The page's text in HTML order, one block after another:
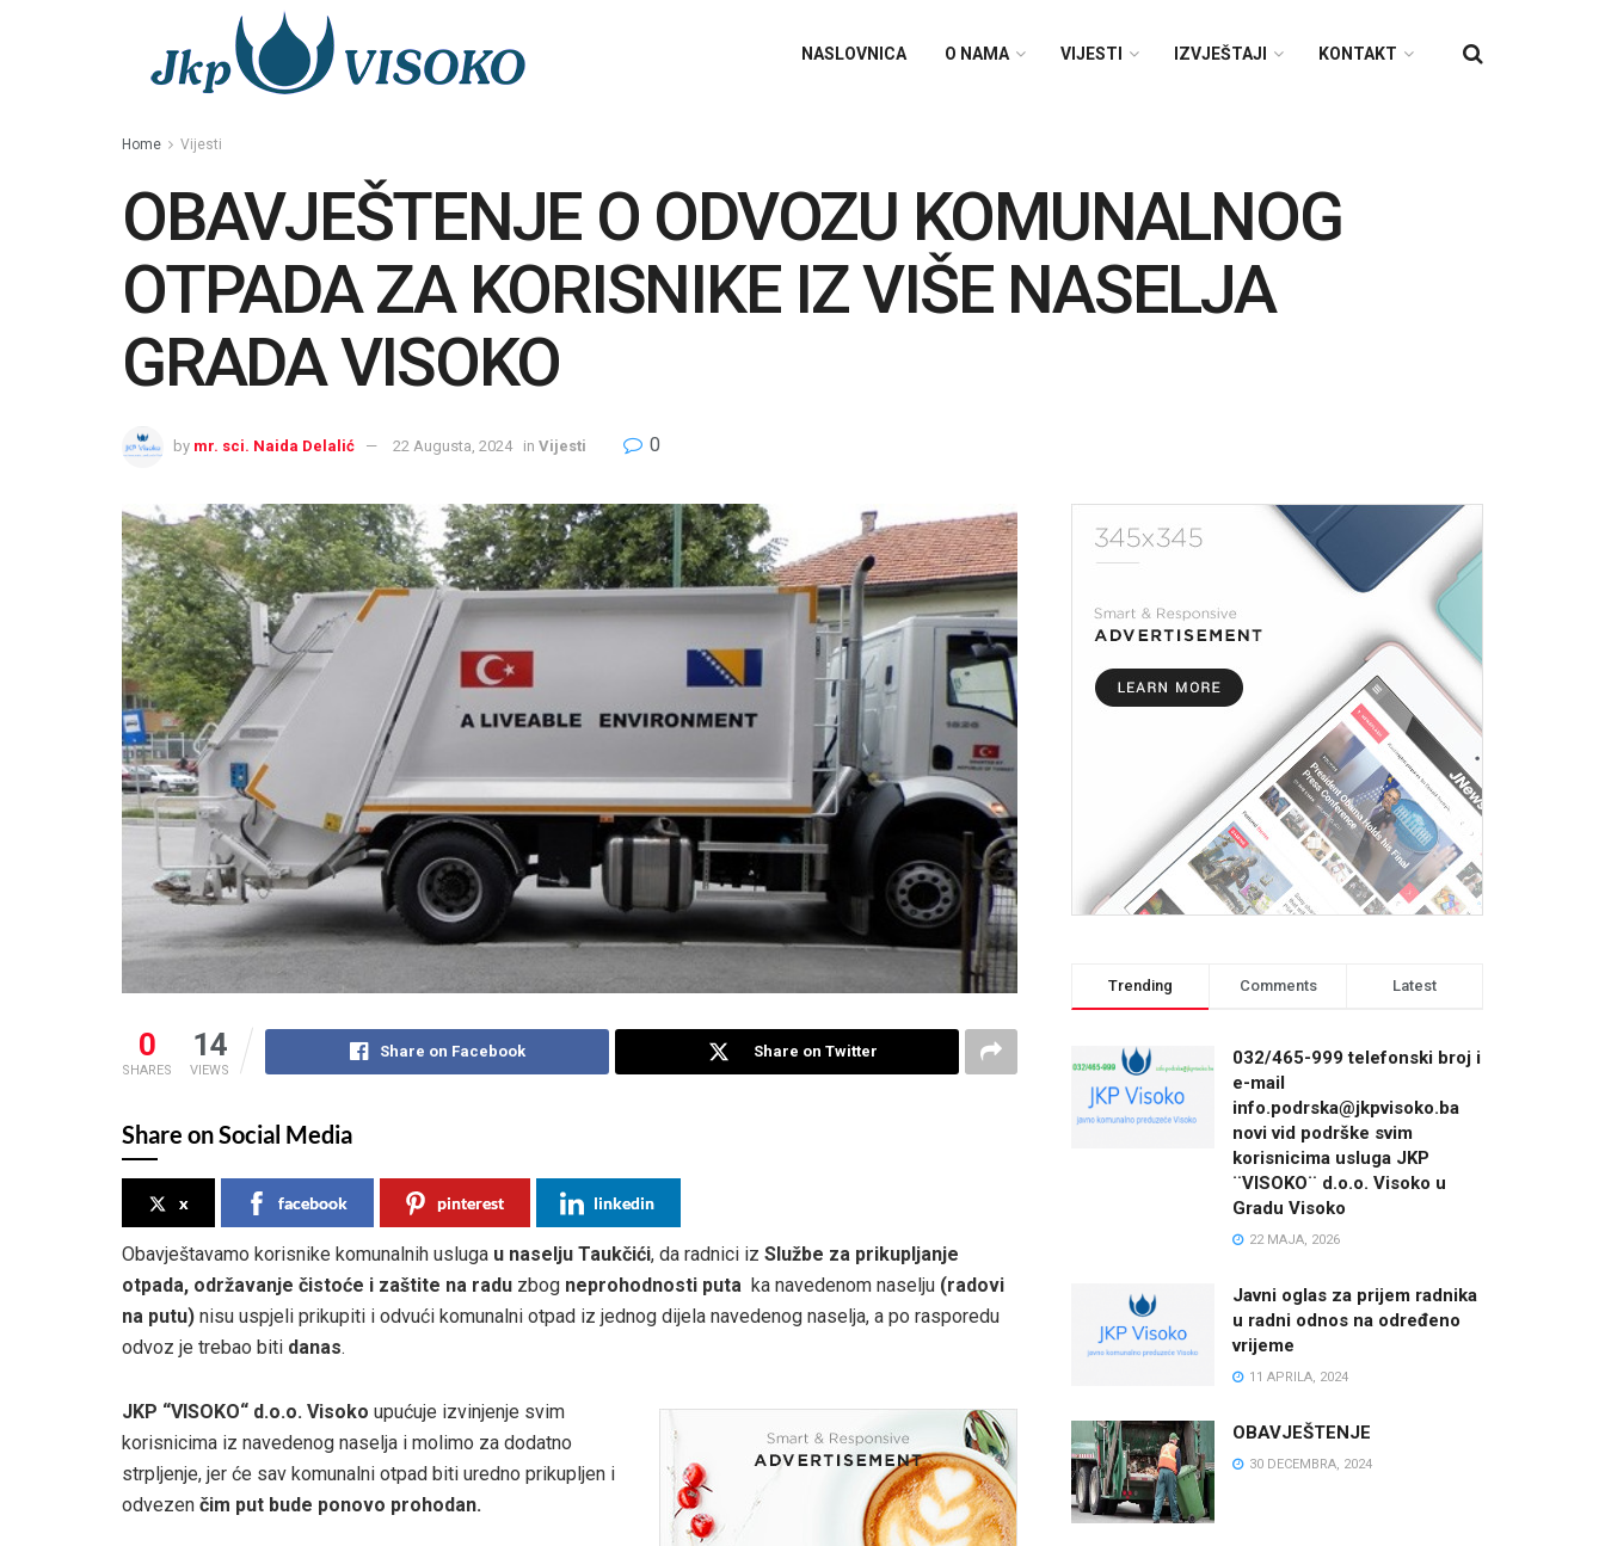
NASLOVNICA O NAMA VIJESTI IZVJEŠTAJI KONTAKT
Home Vijesti
OBAVJEŠTENJE O ODVOZU KOMUNALNOG
OTPADA ZA KORISNIKE IZ VIŠE NASELJA
GRADA VISOKO
by mr. sci. Naida Delalić 22 Augusta, 2024 in Vijesti 0
0
SHARES
14
VIEWS
Share on Facebook Share on Twitter
Share on Social Media
x facebook pinterest linkedin
Obavještavamo korisnike komunalnih usluga u naselju Taukčići, da radnici iz Službe za prikupljanje
otpada, održavanje čistoće i zaštite na radu zbog neprohodnosti puta ka navedenom naselju (radovi
na putu) nisu uspjeli prikupiti i odvući komunalni otpad iz jednog dijela navedenog naselja, a po rasporedu
odvoz je trebao biti danas.
JKP “VISOKO“ d.o.o. Visoko upućuje izvinjenje svim
korisnicima iz navedenog naselja i molimo za dodatno
strpljenje, jer će sav komunalni otpad biti uredno prikupljen i
odvezen čim put bude ponovo prohodan.
Trending Comments Latest
032/465-999 telefonski broj i
e-mail
info.podrska@jkpvisoko.ba
novi vid podrške svim
korisnicima usluga JKP
¨VISOKO¨ d.o.o. Visoko u
Gradu Visoko
22 MAJA, 2026
Javni oglas za prijem radnika
u radni odnos na određeno
vrijeme
11 APRILA, 2024
OBAVJEŠTENJE
30 DECEMBRA, 2024